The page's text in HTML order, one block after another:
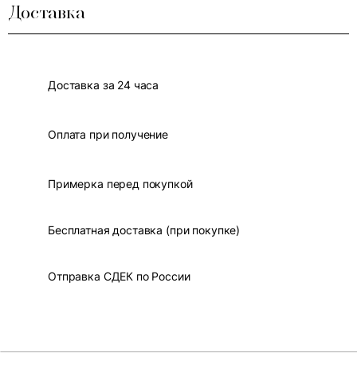
Доставка
Доставка за 24 часа
Оплата при получение
Примерка перед покупкой
Бесплатная доставка (при покупке)
Отправка СДЕК по России